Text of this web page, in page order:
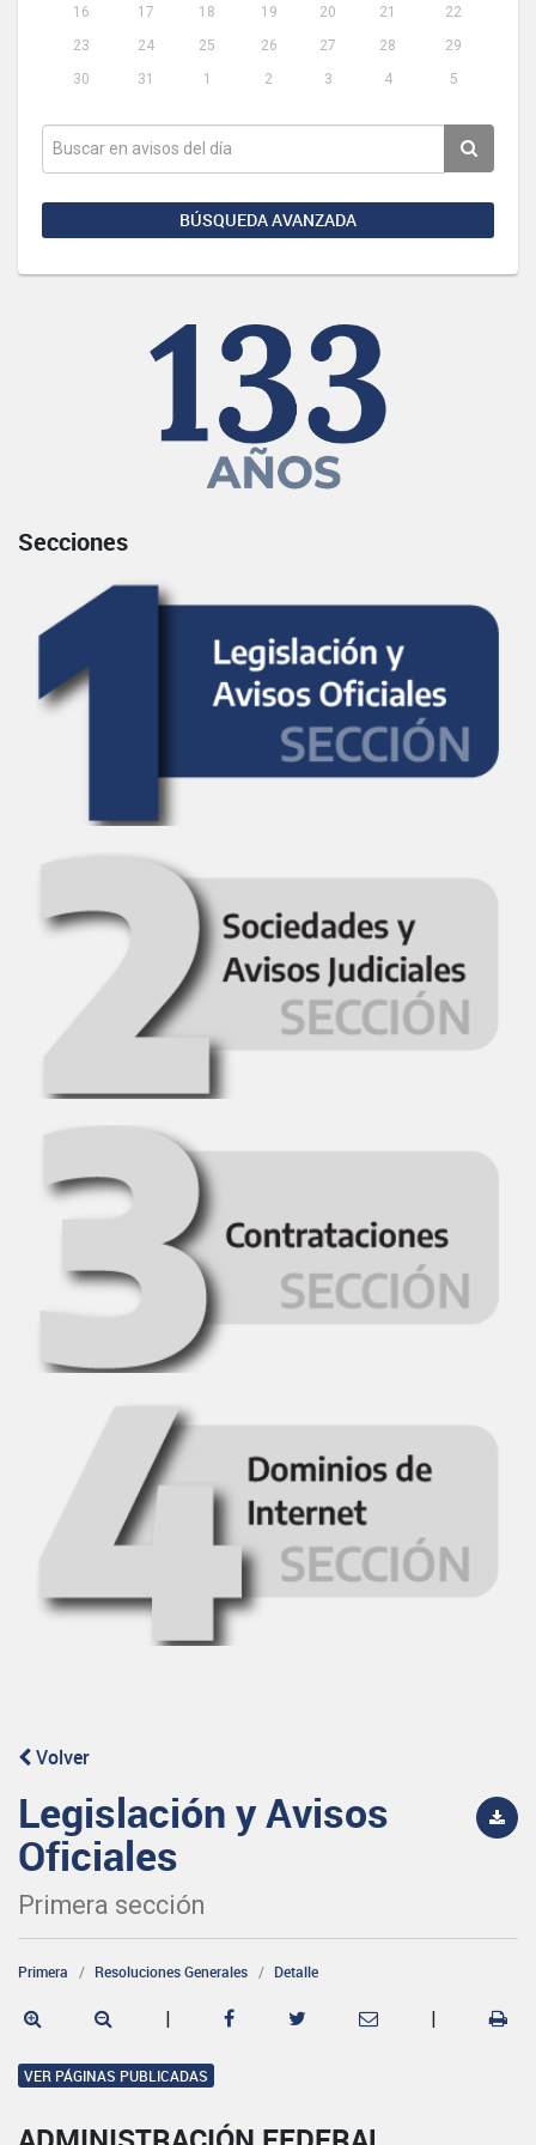
16
17 18 19 20 21
22
23
24 25 26 27 28
29
30
31 1 2 3 4 5
BÚSQUEDA AVANZADA
Secciones
Volver
Legislación y Avisos
Oficiales
Primera sección
Primera Resoluciones Generales Detalle
| |
VER PÁGINAS PUBLICADAS